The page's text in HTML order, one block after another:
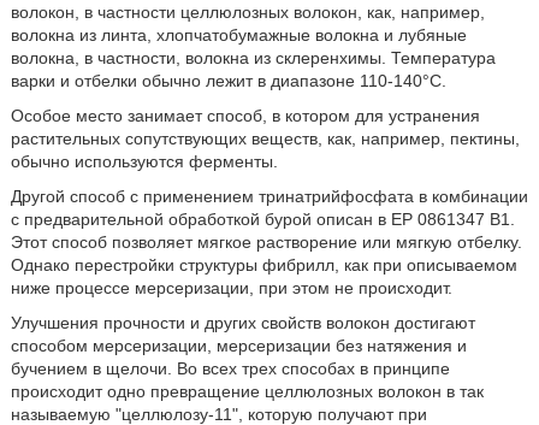
волокон, в частности целлюлозных волокон, как, например,
волокна из линта, хлопчатобумажные волокна и лубяные
волокна, в частности, волокна из склеренхимы. Температура
варки и отбелки обычно лежит в диапазоне 110-140°C.
Особое место занимает способ, в котором для устранения
растительных сопутствующих веществ, как, например, пектины,
обычно используются ферменты.
Другой способ с применением тринатрийфосфата в комбинации
с предварительной обработкой бурой описан в EP 0861347 B1.
Этот способ позволяет мягкое растворение или мягкую отбелку.
Однако перестройки структуры фибрилл, как при описываемом
ниже процессе мерсеризации, при этом не происходит.
Улучшения прочности и других свойств волокон достигают
способом мерсеризации, мерсеризации без натяжения и
бучением в щелочи. Во всех трех способах в принципе
происходит одно превращение целлюлозных волокон в так
называемую "целлюлозу-11", которую получают при